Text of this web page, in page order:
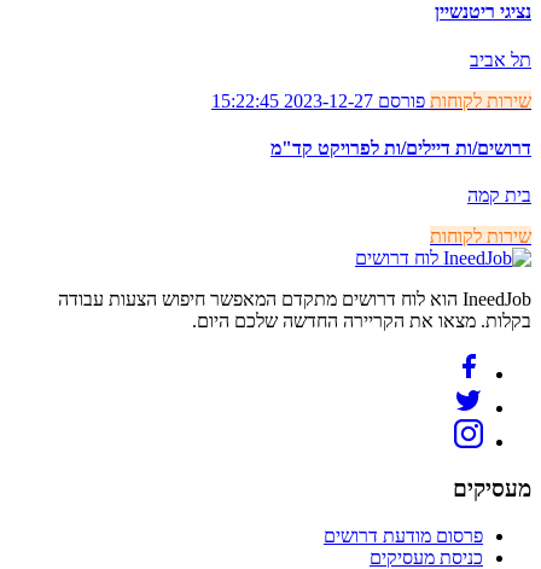
נציגי ריטנשיין
תל אביב
שירות לקוחות פורסם 2023-12-27 15:22:45
דרושים/ות דיילים/ות לפרויקט קד"מ
בית קמה
שירות לקוחות
לוח דרושים
IneedJob הוא לוח דרושים מתקדם המאפשר חיפוש הצעות עבודה
בקלות. מצאו את הקריירה החדשה שלכם היום.
מעסיקים
פרסום מודעת דרושים
כניסת מעסיקים